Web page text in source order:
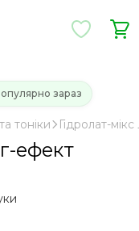
зараз
тоніки Гідролат-
ефект